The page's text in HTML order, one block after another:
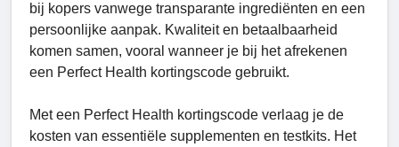
bij kopers vanwege transparante ingrediënten en een
persoonlijke aanpak. Kwaliteit en betaalbaarheid
komen samen, vooral wanneer je bij het afrekenen
een Perfect Health kortingscode gebruikt.
Met een Perfect Health kortingscode verlaag je de
kosten van essentiële supplementen en testkits. Het